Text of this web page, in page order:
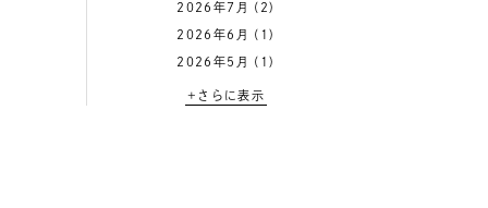
2026年7月 (2)
2026年6月 (1)
2026年5月 (1)
+さらに表示